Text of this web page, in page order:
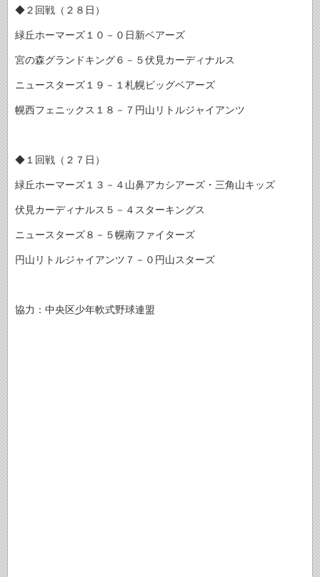
◆２回戦（２８日）
緑丘ホーマーズ１０－０日新ベアーズ
宮の森グランドキング６－５伏見カーディナルス
ニュースターズ１９－１札幌ビッグベアーズ
幌西フェニックス１８－７円山リトルジャイアンツ
◆１回戦（２７日）
緑丘ホーマーズ１３－４山鼻アカシアーズ・三角山キッズ
伏見カーディナルス５－４スターキングス
ニュースターズ８－５幌南ファイターズ
円山リトルジャイアンツ７－０円山スターズ
協力：中央区少年軟式野球連盟